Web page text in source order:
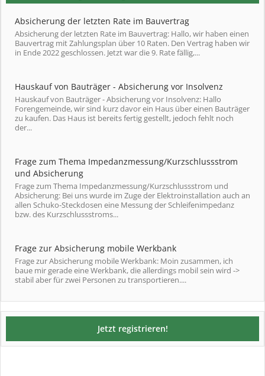
Absicherung der letzten Rate im Bauvertrag
Absicherung der letzten Rate im Bauvertrag: Hallo, wir haben einen
Bauvertrag mit Zahlungsplan über 10 Raten. Den Vertrag haben wir
in Ende 2022 geschlossen. Jetzt war die 9. Rate fällig,...
Hauskauf von Bauträger - Absicherung vor Insolvenz
Hauskauf von Bauträger - Absicherung vor Insolvenz: Hallo
Forengemeinde, wir sind kurz davor ein Haus über einen Bauträger
zu kaufen. Das Haus ist bereits fertig gestellt, jedoch fehlt noch
der...
Frage zum Thema Impedanzmessung/Kurzschlussstrom
und Absicherung
Frage zum Thema Impedanzmessung/Kurzschlussstrom und
Absicherung: Bei uns wurde im Zuge der Elektroinstallation auch an
allen Schuko-Steckdosen eine Messung der Schleifenimpedanz
bzw. des Kurzschlussstroms...
Frage zur Absicherung mobile Werkbank
Frage zur Absicherung mobile Werkbank: Moin zusammen, ich
baue mir gerade eine Werkbank, die allerdings mobil sein wird ->
stabil aber für zwei Personen zu transportieren....
Jetzt registrieren!